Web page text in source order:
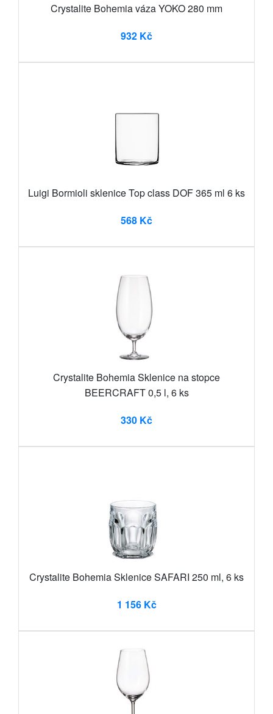
Crystalite Bohemia váza YOKO 280 mm
932 Kč
Luigi Bormioli sklenice Top class DOF 365 ml 6 ks
568 Kč
Crystalite Bohemia Sklenice na stopce
BEERCRAFT 0,5 l, 6 ks
330 Kč
Crystalite Bohemia Sklenice SAFARI 250 ml, 6 ks
1 156 Kč